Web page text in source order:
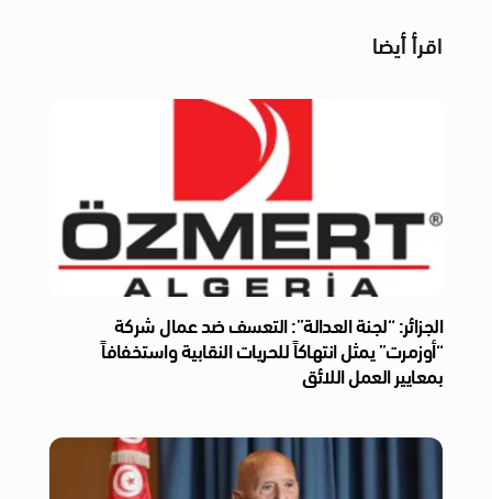
اقرأ أيضا
الجزائر: “لجنة العدالة”: التعسف ضد عمال شركة
“أوزمرت” يمثل انتهاكاً للحريات النقابية واستخفافاً
بمعايير العمل اللائق